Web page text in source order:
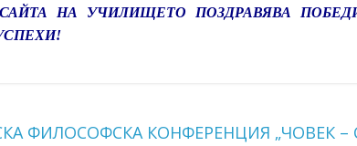
НА УЧИЛИЩЕТО ПОЗДРАВЯВА
ФИЛОСОФСКА КОНФЕРЕНЦИЯ „ЧОВЕК –